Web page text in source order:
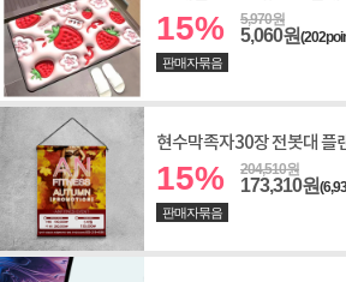
15% 5,970원
5,060원
판매자묶음
현수막족자30장 전봇대 플
15% 204,510원
173,310원
판매자묶음